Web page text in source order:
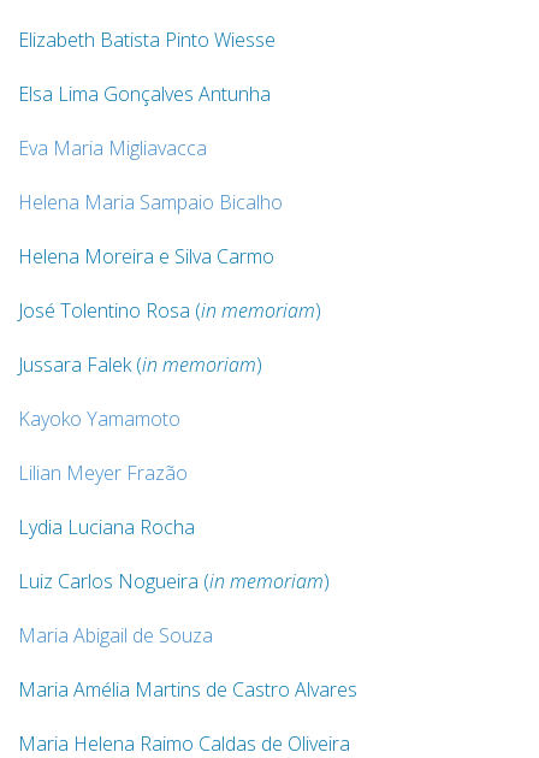
Elizabeth Batista Pinto Wiesse
Elsa Lima Gonçalves Antunha
Eva Maria Migliavacca
Helena Maria Sampaio Bicalho
Helena Moreira e Silva Carmo
José Tolentino Rosa (in memoriam)
Jussara Falek (in memoriam)
Kayoko Yamamoto
Lilian Meyer Frazão
Lydia Luciana Rocha
Luiz Carlos Nogueira (in memoriam)
Maria Abigail de Souza
Maria Amélia Martins de Castro Alvares
Maria Helena Raimo Caldas de Oliveira